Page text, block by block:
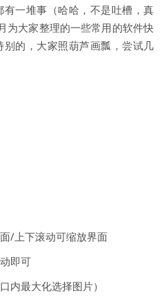
有一堆事（哈哈，不是吐槽，真
为大家整理的一些常用的软件快
的，大家照葫芦画瓢，尝试几
/上下滚动可缩放界面
即可
内最大化选择图片）